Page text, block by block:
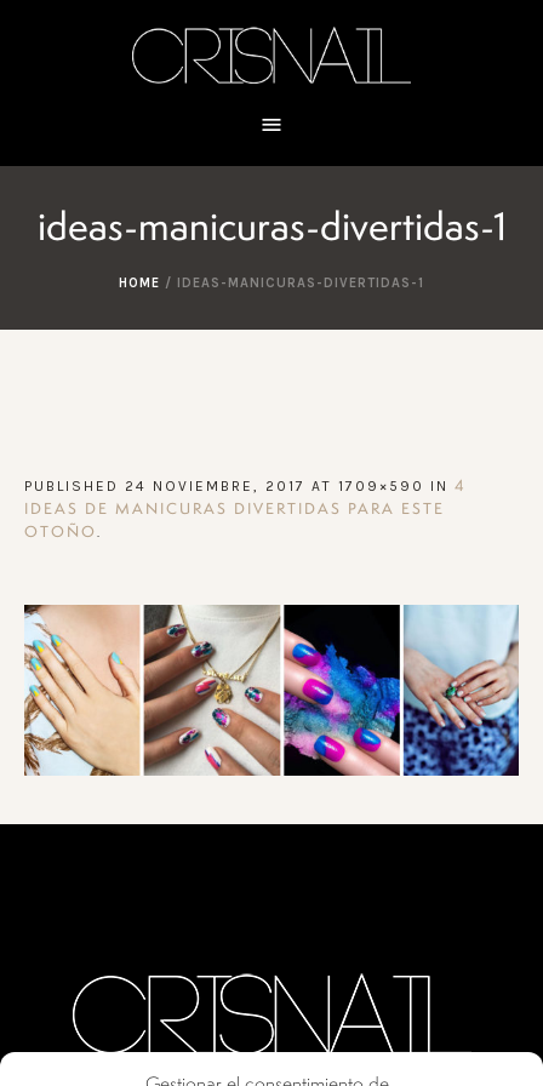
ideas-manicuras-divertidas-1
HOME / IDEAS-MANICURAS-DIVERTIDAS-1
PUBLISHED 24 NOVIEMBRE, 2017 AT 1709×590 IN 4
IDEAS DE MANICURAS DIVERTIDAS PARA ESTE
OTOÑO .